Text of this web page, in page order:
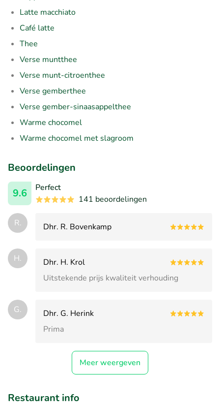
Latte macchiato
Café latte
Thee
Verse muntthee
Verse munt-citroenthee
Verse gemberthee
Verse gember-sinaasappelthee
Warme chocomel
Warme chocomel met slagroom
Beoordelingen
9.6
Perfect
141 beoordelingen
R. Dhr. R. Bovenkamp
H.
Dhr. H. Krol
Uitstekende prijs kwaliteit verhouding
G.
Dhr. G. Herink
Prima
Meer weergeven
Restaurant info